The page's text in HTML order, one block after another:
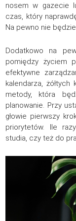
nosem w gazecie
czas, który
Na pewno nie
Dodatkowo na
pomiędzy życiem
efektywne
kalendarza,
metody, która
planowanie. Przy
głowie pierwszy
priorytetów. Ile
studia, czy też do